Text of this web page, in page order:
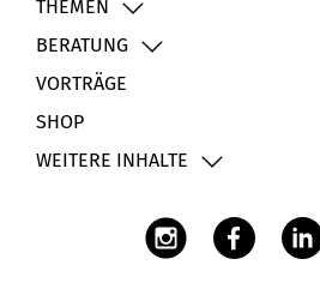
THEMEN
BERATUNG
VORTRÄGE
SHOP
WEITERE INHALTE